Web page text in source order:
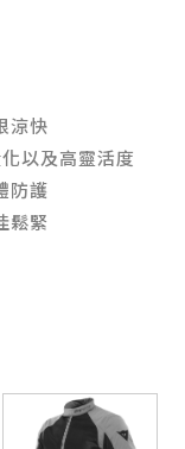
涼快
以及高靈活度
防護
鬆緊